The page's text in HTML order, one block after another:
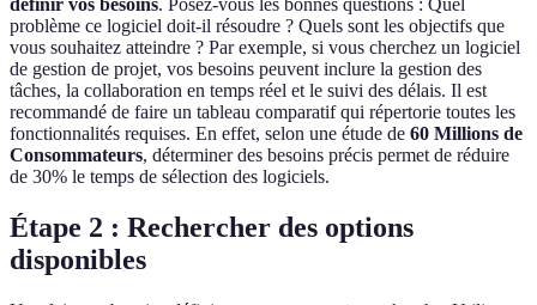
définir vos besoins. Posez-vous les bonnes questions : Quel
problème ce logiciel doit-il résoudre ? Quels sont les objectifs que
vous souhaitez atteindre ? Par exemple, si vous cherchez un logiciel
de gestion de projet, vos besoins peuvent inclure la gestion des
tâches, la collaboration en temps réel et le suivi des délais. Il est
recommandé de faire un tableau comparatif qui répertorie toutes les
fonctionnalités requises. En effet, selon une étude de 60 Millions de
Consommateurs, déterminer des besoins précis permet de réduire
de 30% le temps de sélection des logiciels.
Étape 2 : Rechercher des options
disponibles